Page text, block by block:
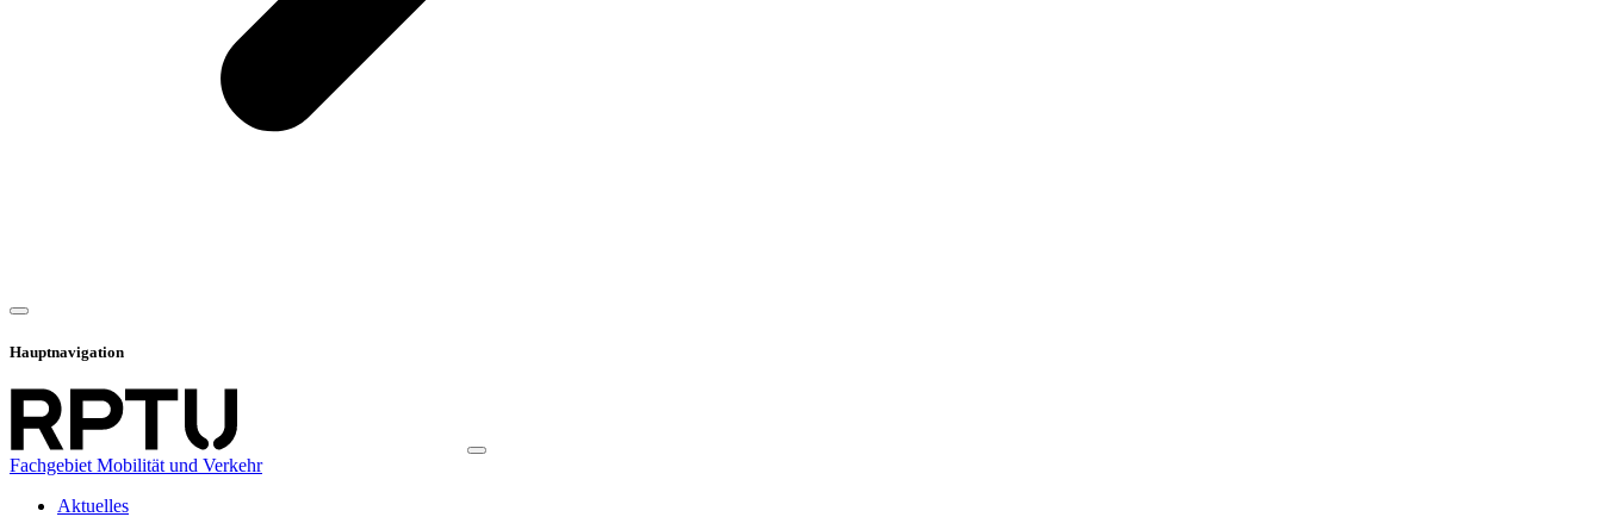
Hauptnavigation
Fachgebiet Mobilität und Verkehr
Aktuelles